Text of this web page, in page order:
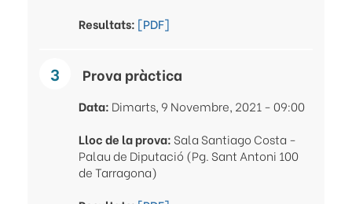
Resultats: [PDF]
Prova pràctica
Data: Dimarts, 9 Novembre, 2021 - 09:00
Lloc de la prova: Sala Santiago Costa -
Palau de Diputació (Pg. Sant Antoni 100
de Tarragona)